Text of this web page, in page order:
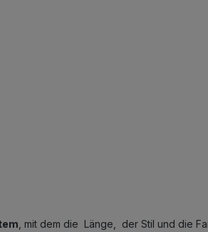
, mit dem die Länge, der Stil und die